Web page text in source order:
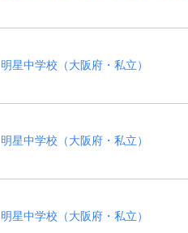
明星中学校（大阪府・私立）
明星中学校（大阪府・私立）
明星中学校（大阪府・私立）